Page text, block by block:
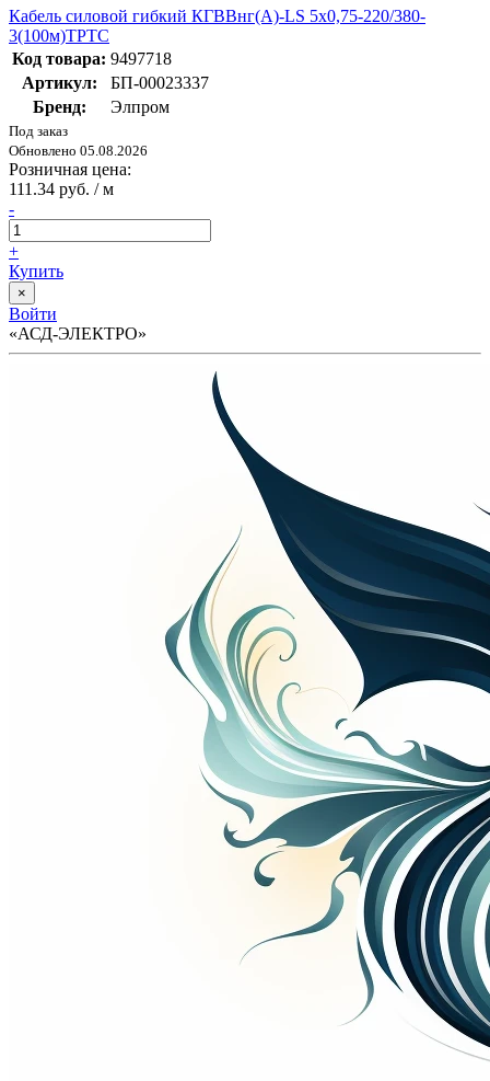
Кабель силовой гибкий КГВВнг(А)-LS 5х0,75-220/380-
3(100м)ТРТС
Код товара: 9497718
Артикул:
БП-00023337
Бренд:
Элпром
Под заказ
Обновлено 05.08.2026
Розничная цена:
111.34 руб. / м
-
+
Купить
×
Войти
«АСД-ЭЛЕКТРО»